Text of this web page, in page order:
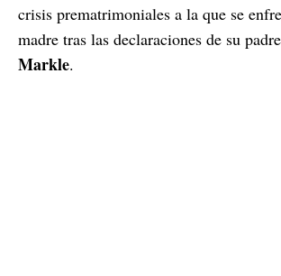
crisis prematrimoniales a la que se
madre tras las declaraciones de su
Markle.